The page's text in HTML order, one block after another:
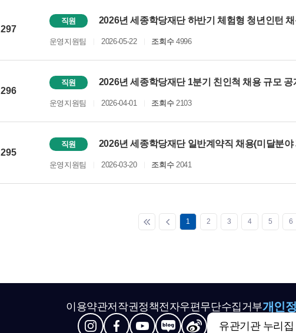
297
직원 2026년 세종학당재단 하반기 체험형 청년인턴
운영지원팀 2026-05-22 조회수4996
296
직원 2026년 세종학당재단 1분기 친인척 채용 규모 공
운영지원팀 2026-04-01 조회수2103
295
직원 2026년 세종학당재단 일반계약직 채용(미달분
운영지원팀 2026-03-20 조회수2041
1 2 3 4 5 6
이용약관저작권정책전자우편무단수집거부개인
유관기관 누리집